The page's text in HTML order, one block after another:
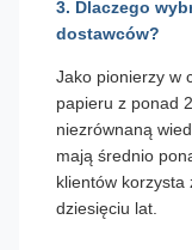
3. Dlaczego
dostawców?
Jako pionierzy w
papieru z ponad
niezrównaną
mają średnio
klientów korzysta
dziesięciu lat.